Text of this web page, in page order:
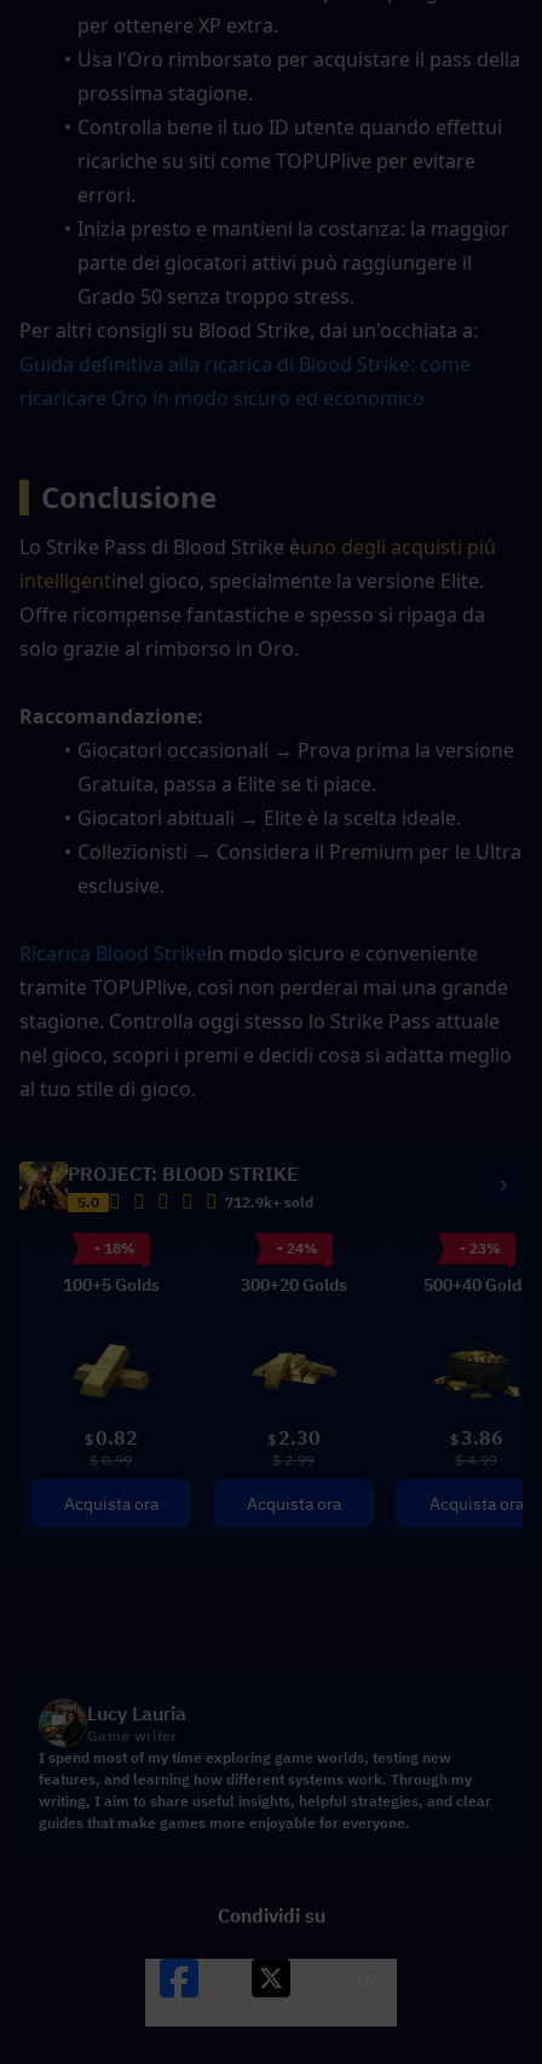
per ottenere XP extra.
Usa l'Oro rimborsato per acquistare il pass della
prossima stagione.
Controlla bene il tuo ID utente quando effettui
ricariche su siti come TOPUPlive per evitare
errori.
Inizia presto e mantieni la costanza: la maggior
parte dei giocatori attivi può raggiungere il
Grado 50 senza troppo stress.
Per altri consigli su Blood Strike, dai un'occhiata a:
Guida definitiva alla ricarica di Blood Strike: come
ricaricare Oro in modo sicuro ed economico
Conclusione
Lo Strike Pass di Blood Strike èuno degli acquisti più
intelligentinel gioco, specialmente la versione Elite.
Offre ricompense fantastiche e spesso si ripaga da
solo grazie al rimborso in Oro.
Raccomandazione:
Giocatori occasionali → Prova prima la versione
Gratuita, passa a Elite se ti piace.
Giocatori abituali → Elite è la scelta ideale.
Collezionisti → Considera il Premium per le Ultra
esclusive.
Ricarica Blood Strikein modo sicuro e conveniente
tramite TOPUPlive, così non perderai mai una grande
stagione. Controlla oggi stesso lo Strike Pass attuale
nel gioco, scopri i premi e decidi cosa si adatta meglio
al tuo stile di gioco.
PROJECT: BLOOD STRIKE
5.0 712.9k+ sold
- 18%
100+5 Golds
$ 0.82
$ 0.99
Acquista ora
- 24%
300+20 Golds
$ 2.30
$ 2.99
Acquista ora
- 23%
500+40 Golds
$ 3.86
$ 4.99
Acquista ora
Lucy Lauria
Game writer
I spend most of my time exploring game worlds, testing new
features, and learning how different systems work. Through my
writing, I aim to share useful insights, helpful strategies, and clear
guides that make games more enjoyable for everyone.
Condividi su